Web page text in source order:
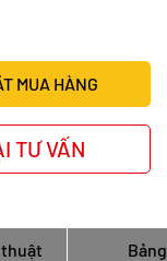
MUA HÀNG
TƯ VẤN